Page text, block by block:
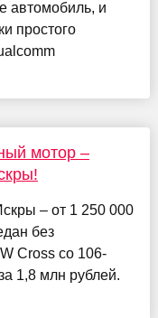
автомобиль, и
простого
мотор –
– от 1 250 000
без
Cross со 106-
1,8 млн рублей.